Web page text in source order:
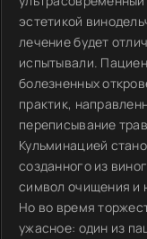
эстетикой
лечение будет
испытывали.
болезненных
практик,
переписывание
Кульминацией
созданного из
символ очищения и
Но во время
ужасное: один из